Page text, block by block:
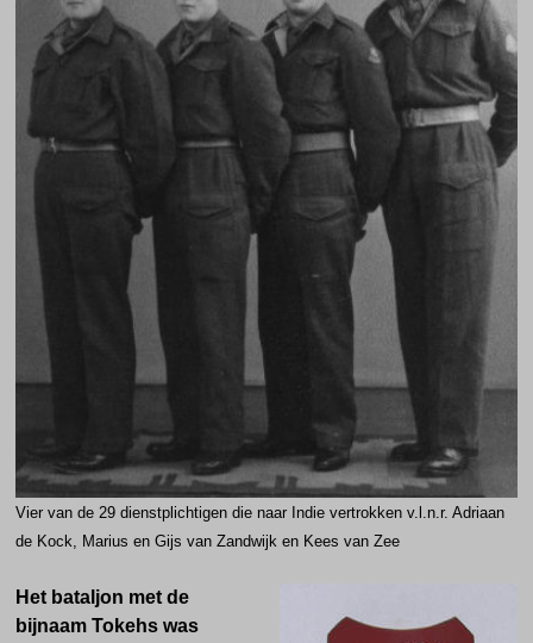
Vier van de 29 dienstplichtigen die naar Indie vertrokken v.l.n.r. Adriaan
de Kock, Marius en Gijs van Zandwijk en Kees van Zee
Het bataljon met de
bijnaam Tokehs was